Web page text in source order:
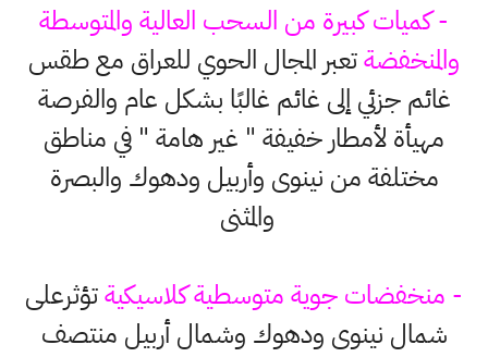
- كميات كبيرة من السحب العالية والمتوسطة
والمنخفضةتعبر المجال الحوي للعراق مع طقس
غائم جزئي إلى غائم غالبًا بشكل عام والفرصة
مهيأة لأمطار خفيفة " غير هامة " في مناطق
مختلفة من نينوى وأربيل ودهوك والبصرة
والمثنى
- منخفضات جوية متوسطية كلاسيكيةتؤثرعلى
شمال نينوى ودهوك وشمال أربيل منتصف